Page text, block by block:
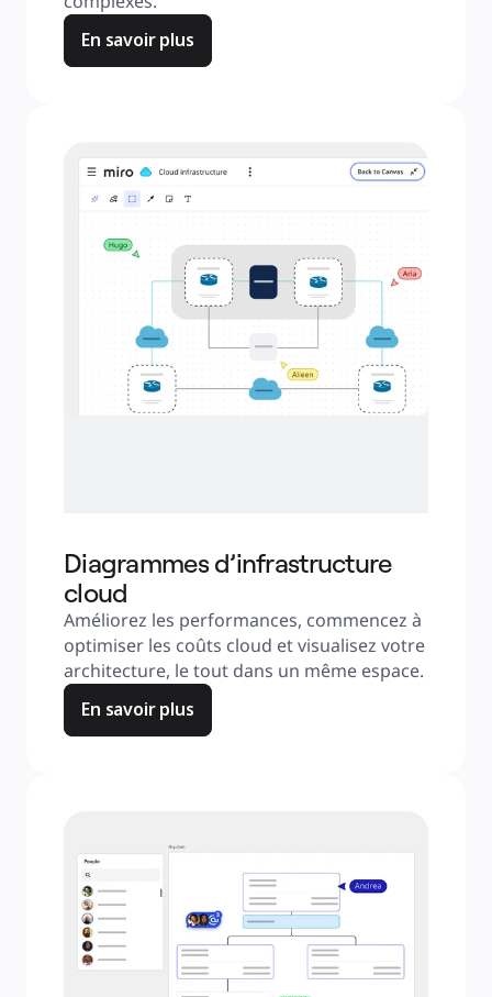
En savoir plus
Diagrammes d’infrastructure
cloud
Améliorez les performances, commencez à
optimiser les coûts cloud et visualisez votre
architecture, le tout dans un même espace.
En savoir plus